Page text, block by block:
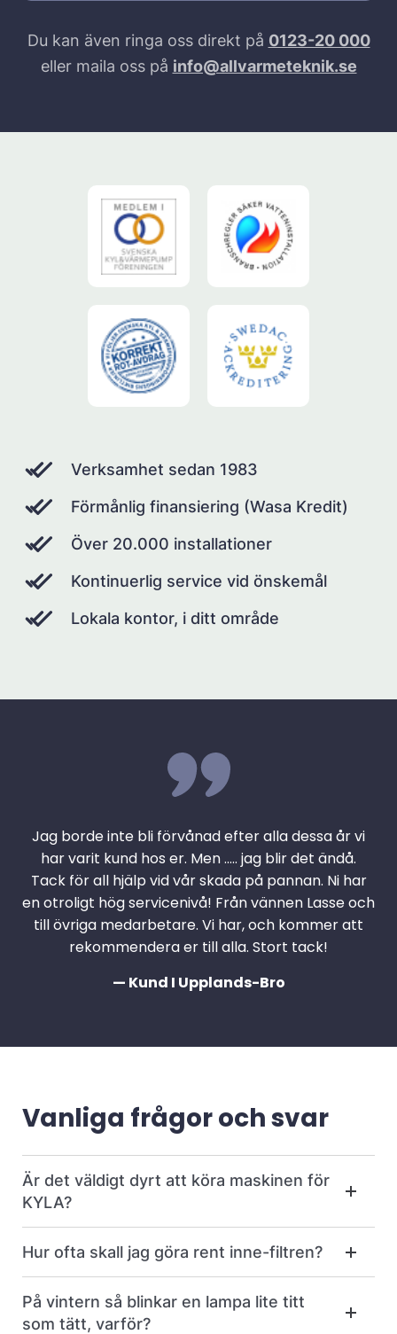
Du kan även ringa oss direkt på 0123-20 000
eller maila oss på info@allvarmeteknik.se
Verksamhet sedan 1983
Förmånlig finansiering (Wasa Kredit)
Över 20.000 installationer
Kontinuerlig service vid önskemål
Lokala kontor, i ditt område
Jag borde inte bli förvånad efter alla dessa år vi
har varit kund hos er. Men ….. jag blir det ändå.
Tack för all hjälp vid vår skada på pannan. Ni har
en otroligt hög servicenivå! Från vännen Lasse och
till övriga medarbetare. Vi har, och kommer att
rekommendera er till alla. Stort tack!
— Kund I Upplands-Bro
Vanliga frågor och svar
Är det väldigt dyrt att köra maskinen för
KYLA?
Hur ofta skall jag göra rent inne-filtren?
På vintern så blinkar en lampa lite titt
som tätt, varför?